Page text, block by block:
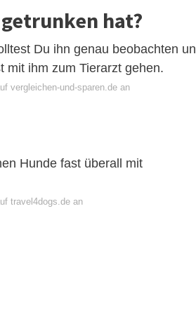
hat?
Du ihn genau beobachten
mit ihm zum Tierarzt gehen.
vergleichen-und-sparen.de an
Hunde fast überall mit
travel4dogs.de an